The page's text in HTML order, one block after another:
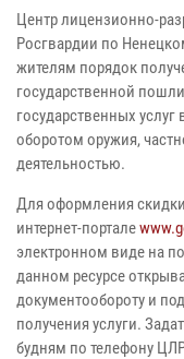
Центр лицензионно-
Росгвардии по
жителям порядок
государственной
государственных услуг
оборотом оружия,
деятельностью.
Для оформления
интернет-портале
электронном виде на
данном ресурсе
документообороту и
получения услуги.
будням по телефону